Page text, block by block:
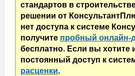
стандартов в
решении от
нет доступа к системе
получите пробный онлайн-
бесплатно. Если вы хотите
постоянный доступ к
расценки.